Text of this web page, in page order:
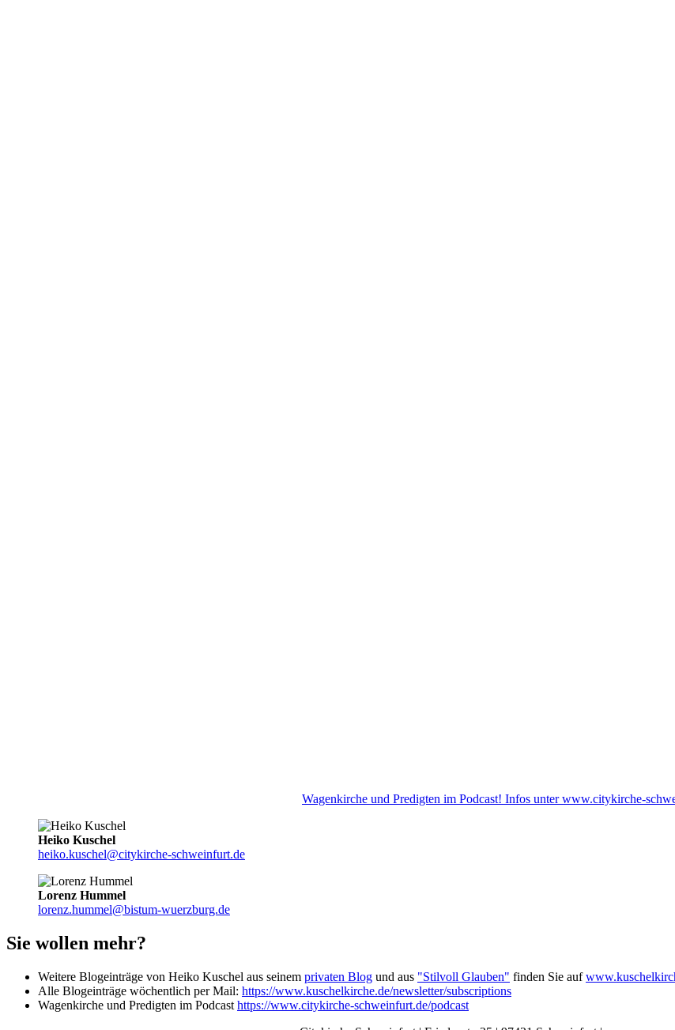
Wagenkirche und Predigten im Podcast! Infos unter www.citykirche-
Heiko Kuschel
heiko.kuschel@citykirche-schweinfurt.de
Lorenz Hummel
lorenz.hummel@bistum-wuerzburg.de
Sie wollen mehr?
Weitere Blogeinträge von Heiko Kuschel aus seinem privaten Blog und aus "Stilvoll Glauben" finden Sie auf
Alle Blogeinträge wöchentlich per Mail: https://www.kuschelkirche.de/newsletter/subscriptions
Wagenkirche und Predigten im Podcast https://www.citykirche-schweinfurt.de/podcast